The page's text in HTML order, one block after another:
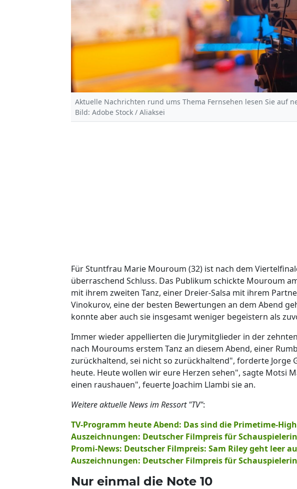
Aktuelle Nachrichten rund ums Thema Fernsehen lesen Sie auf
Bild: Adobe Stock / Aliaksei
Für Stuntfrau Marie Mouroum (32) ist nach dem
überraschend Schluss. Das Publikum schickte Mouroum
mit ihrem zweiten Tanz, einer Dreier-Salsa mit ihrem
Vinokurov, eine der besten Bewertungen an dem Abend
konnte aber auch sie insgesamt weniger begeistern als
Immer wieder appellierten die Jurymitglieder in der
nach Mouroums erstem Tanz an diesem Abend, einer
zurückhaltend, sei nicht so zurückhaltend", forderte Jorge
heute. Heute wollen wir eure Herzen sehen", sagte Motsi
einen raushauen", feuerte Joachim Llambi sie an.
Weitere aktuelle News im Ressort "TV":
TV-Programm heute Abend: Das sind die Primetime-
Auszeichnungen: Deutscher Filmpreis für
Promi-News: Deutscher Filmpreis: Sam Riley geht leer
Auszeichnungen: Deutscher Filmpreis für
Nur einmal die Note 10